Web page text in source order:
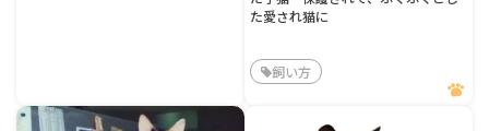
た愛され猫に
飼い方